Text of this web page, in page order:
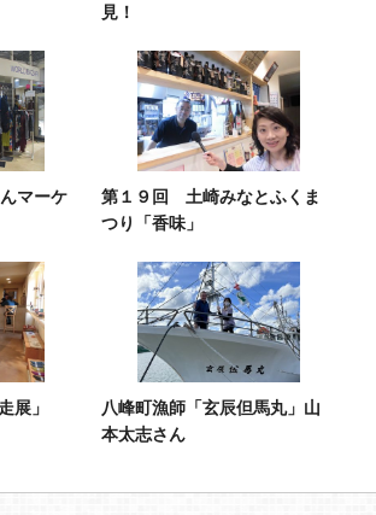
見！
マーケ
第１９回 土崎みなとふくま
つり「香味」
展」
八峰町漁師「玄辰但馬丸」山
本太志さん